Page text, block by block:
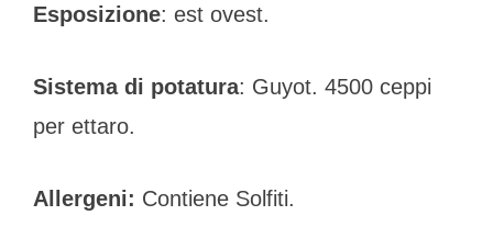
Esposizione: est ovest.
Sistema di potatura: Guyot. 4500 ceppi
per ettaro.
Allergeni: Contiene Solfiti.